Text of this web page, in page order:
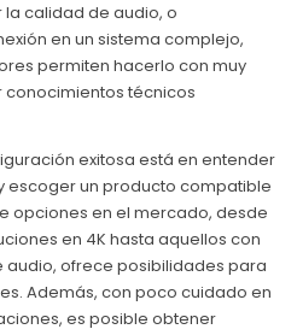
la calidad de audio, o
en un sistema complejo,
permiten hacerlo con muy
conocimientos técnicos
exitosa está en entender
escoger un producto compatible
opciones en el mercado, desde
en 4K hasta aquellos con
audio, ofrece posibilidades para
Además, con poco cuidado en
es posible obtener